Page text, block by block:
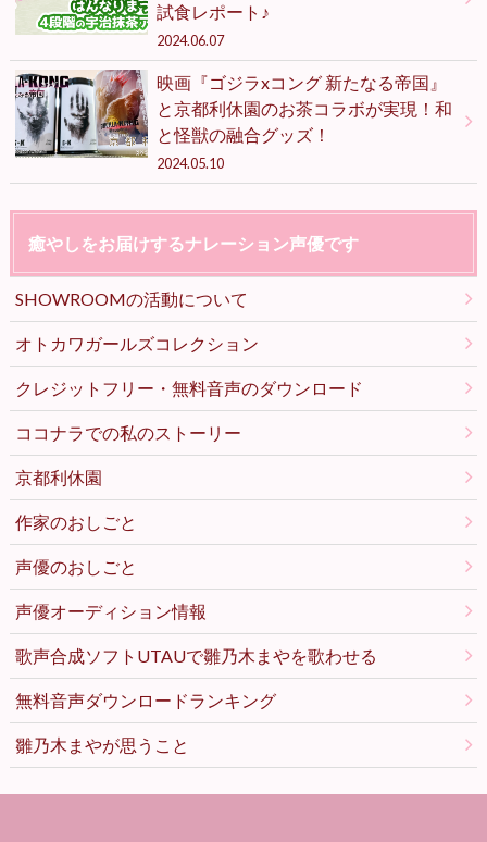
試食レポート♪
2024.06.07
映画『ゴジラxコング 新たなる帝国』
と京都利休園のお茶コラボが実現！和
と怪獣の融合グッズ！
2024.05.10
癒やしをお届けするナレーション声優です
SHOWROOMの活動について
オトカワガールズコレクション
クレジットフリー・無料音声のダウンロード
ココナラでの私のストーリー
京都利休園
作家のおしごと
声優のおしごと
声優オーディション情報
歌声合成ソフトUTAUで雛乃木まやを歌わせる
無料音声ダウンロードランキング
雛乃木まやが思うこと